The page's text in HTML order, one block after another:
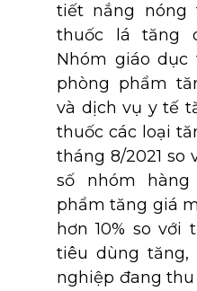
tiết nắng nóng
thuốc lá tăng
Nhóm giáo dục
phòng phẩm
và dịch vụ y tế
thuốc các loại
tháng 8/2021 so
số nhóm
phẩm tăng giá
hơn 10% so với
tiêu dùng tăng,
nghiệp đang